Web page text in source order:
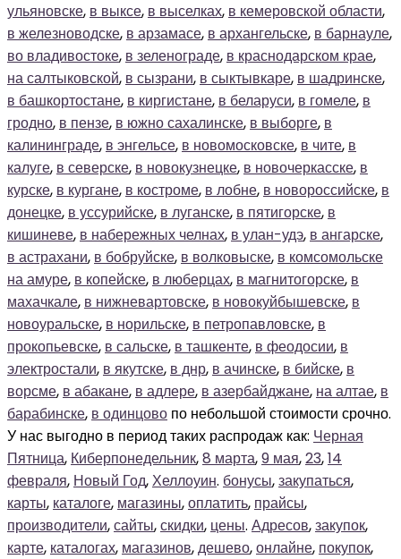
ульяновске, в выксе, в выселках, в кемеровской области,
в железноводске, в арзамасе, в архангельске, в барнауле,
во владивостоке, в зеленограде, в краснодарском крае,
на салтыковской, в сызрани, в сыктывкаре, в шадринске,
в башкортостане, в киргистане, в беларуси, в гомеле, в
гродно, в пензе, в южно сахалинске, в выборге, в
калининграде, в энгельсе, в новомосковске, в чите, в
калуге, в северске, в новокузнецке, в новочеркасске, в
курске, в кургане, в костроме, в лобне, в новороссийске, в
донецке, в уссурийске, в луганске, в пятигорске, в
кишиневе, в набережных челнах, в улан-удэ, в ангарске,
в астрахани, в бобруйске, в волковыске, в комсомольске
на амуре, в копейске, в люберцах, в магнитогорске, в
махачкале, в нижневартовске, в новокуйбышевске, в
новоуральске, в норильске, в петропавловске, в
прокопьевске, в сальске, в ташкенте, в феодосии, в
электростали, в якутске, в днр, в ачинске, в бийске, в
ворсме, в абакане, в адлере, в азербайджане, на алтае, в
барабинске, в одинцово по небольшой стоимости срочно.
У нас выгодно в период таких распродаж как: Черная
Пятница, Киберпонедельник,8 марта,9 мая,23,14
февраля, Новый Год,Хеллоуин. бонусы,закупаться,
карты, каталоге, магазины,оплатить, прайсы,
производители,сайты,скидки, цены. Адресов,закупок,
карте, каталогах, магазинов,дешево,онлайне, покупок,